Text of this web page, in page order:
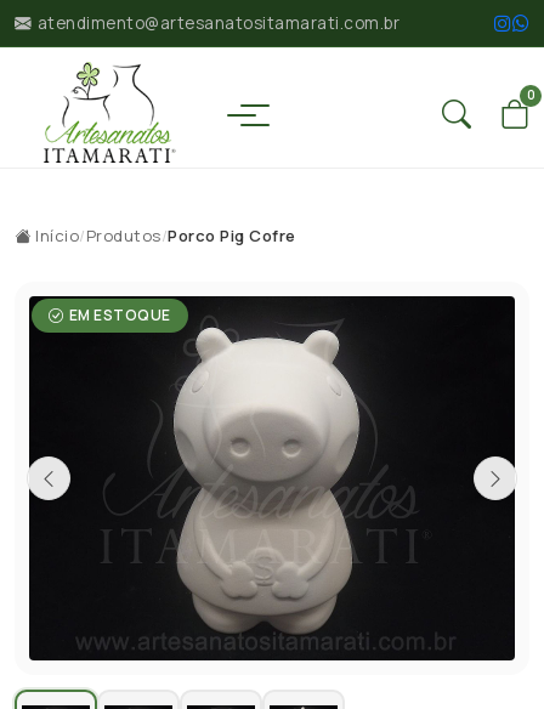
atendimento@artesanatositamarati.com.br
0
Início/Produtos/Porco Pig Cofre
EM ESTOQUE